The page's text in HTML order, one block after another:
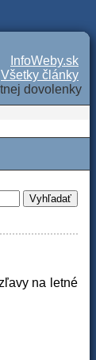
InfoWeby.sk
Všetky články
dovolenky
Vyhľadať
na letné